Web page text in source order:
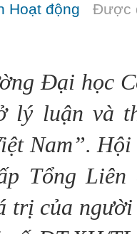
Hoạt động Được
Đại học
lý luận và
Nam”.
Tổng Liên
trị của